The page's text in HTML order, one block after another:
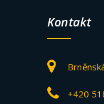
Kontakt
+420